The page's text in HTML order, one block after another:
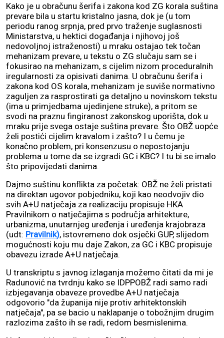
Kako je u obračunu šerifa i zakona kod ZG korala suština
prevare bila u startu kristalno jasna, dok je (u tom
periodu ranog srpnja, pred prvo traženje suglasnosti
Ministarstva, u hektici događanja i njihovoj još
nedovoljnoj istraženosti) u mraku ostajao tek točan
mehanizam prevare, u tekstu o ZG slučaju sam se i
fokusirao na mehanizam, s cijelim nizom proceduralnih
iregularnosti za opisivati danima. U obračunu šerifa i
zakona kod OS korala, mehanizam je suviše normativno
zaguljen za rasprostirati ga detaljno u novinskom tekstu
(ima u primjedbama ujedinjene struke), a pritom se
svodi na praznu fingiranost zakonskog uporišta, dok u
mraku prije svega ostaje suština prevare. Što OBŽ uopće
želi postići cijelim kravalom i zašto? I u čemu je
konačno problem, pri konsenzusu o nepostojanju
problema u tome da se izgradi GC i KBC? I tu bi se imalo
što pripovijedati danima.
Dajmo suštinu konflikta za početak: OBŽ ne želi pristati
na direktan ugovor pobjedniku, koji kao neodvojiv dio
svih A+U natječaja za realizaciju propisuje HKA
Pravilnikom o natječajima s područja arhitekture,
urbanizma, unutarnjeg uređenja i uređenja krajobraza
(udt: Pravilnik), istovremeno dok osječki GUP, slijedom
mogućnosti koju mu daje Zakon, za GC i KBC propisuje
obavezu izrade A+U natječaja.
U transkriptu s javnog izlaganja možemo čitati da mi je
Radunović na tvrdnju kako se IDPPOBŽ radi samo radi
izbjegavanja obaveze provedbe A+U natječaja
odgovorio "da županija nije protiv arhitektonskih
natječaja", pa se bacio u naklapanje o tobožnjim drugim
razlozima zašto ih se radi, redom besmislenima.